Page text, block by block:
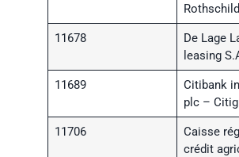
11678
De Lage
leasing
11689
Citibank
plc –
11706
Caisse
crédit